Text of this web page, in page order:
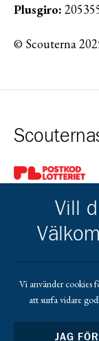
Plusgiro:
© Scouterna
Gå till pl_50
Gå till https://
Vill
Vi använder cookies
att surfa vidare
JAG